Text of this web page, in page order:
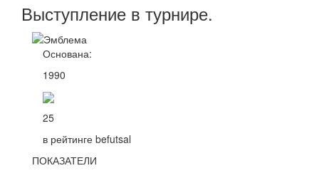
Выступление в турнире.
Основана:
1990
25
в рейтинге befutsal
ПОКАЗАТЕЛИ